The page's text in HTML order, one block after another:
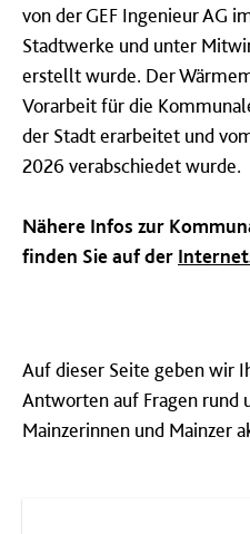
von der GEF Ingenieur AG
Stadtwerke und unter
erstellt wurde. Der
Vorarbeit für die
der Stadt erarbeitet und
2026 verabschiedet wurde.
Nähere Infos zur
finden Sie auf der
Auf dieser Seite geben wir
Antworten auf Fragen rund
Mainzerinnen und Mainzer